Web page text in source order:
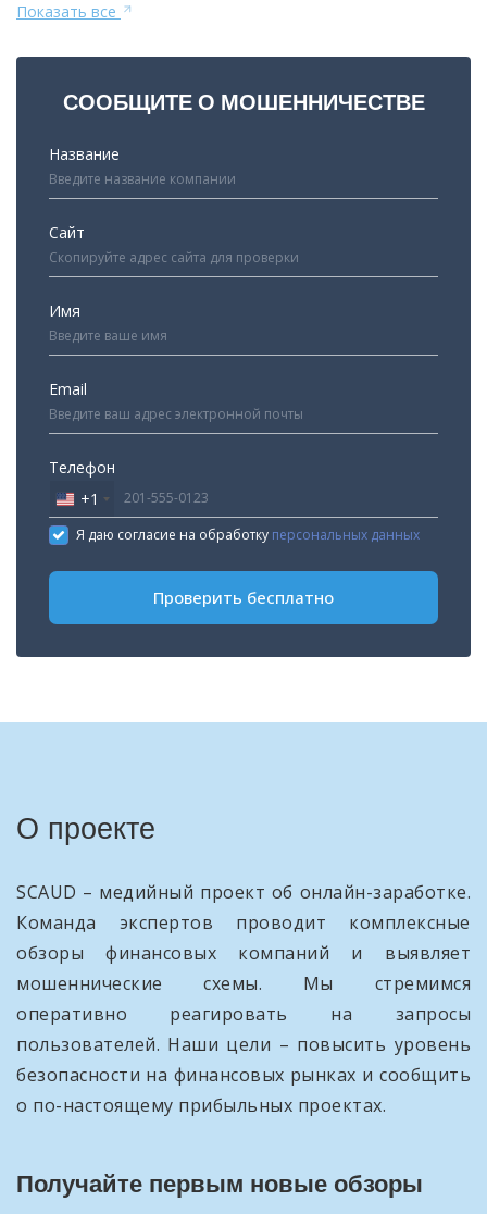
Показать все
СООБЩИТЕ О МОШЕННИЧЕСТВЕ
Название
Сайт
Имя
Email
Телефон
United
States
+1
+1
Я даю согласие на обработку персональных данных
Проверить бесплатно
О проекте
SCAUD – медийный проект об онлайн-заработке.
Команда экспертов проводит комплексные
обзоры финансовых компаний и выявляет
мошеннические схемы. Мы стремимся
оперативно реагировать на запросы
пользователей. Наши цели – повысить уровень
безопасности на финансовых рынках и сообщить
о по-настоящему прибыльных проектах.
Получайте первым новые обзоры